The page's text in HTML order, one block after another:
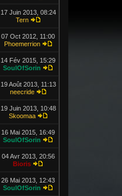
17 Juin 2013, 08:24
Tern
07 Oct 2012, 11:00
Phoemerrion
14 Fév 2015, 15:29
SoulOfSorin
19 Août 2013, 11:13
neecride
19 Juin 2013, 10:48
Skoomaa
16 Mai 2015, 16:49
SoulOfSorin
04 Avr 2013, 20:56
Bioris
26 Mai 2013, 12:43
SoulOfSorin